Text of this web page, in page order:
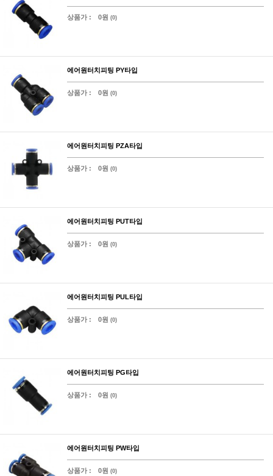
상품가 : 0원 (0)
에어원터치피팅 PY타입
상품가 : 0원 (0)
에어원터치피팅 PZA타입
상품가 : 0원 (0)
에어원터치피팅 PUT타입
상품가 : 0원 (0)
에어원터치피팅 PUL타입
상품가 : 0원 (0)
에어원터치피팅 PG타입
상품가 : 0원 (0)
에어원터치피팅 PW타입
상품가 : 0원 (0)